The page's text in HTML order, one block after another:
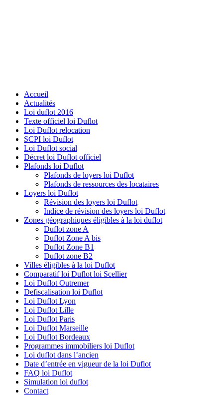
Accueil
Actualités
Loi duflot 2016
Texte officiel loi Duflot
Loi Duflot relocation
SCPI loi Duflot
Loi Duflot social
Décret loi Duflot officiel
Plafonds loi Duflot
Plafonds de loyers loi Duflot
Plafonds de ressources des locataires
Loyers loi Duflot
Révision des loyers loi Duflot
Indice de révision des loyers loi Duflot
Zones géographiques éligibles à la loi duflot
Duflot zone A
Duflot Zone A bis
Duflot Zone B1
Duflot zone B2
Villes éligibles à la loi Duflot
Comparatif loi Duflot loi Scellier
Loi Duflot Outremer
Defiscalisation loi Duflot
Loi Duflot Lyon
Loi Duflot Lille
Loi Duflot Paris
Loi Duflot Marseille
Loi Duflot Bordeaux
Programmes immobiliers loi Duflot
Loi duflot dans l’ancien
Date d’entrée en vigueur de la loi Duflot
FAQ loi Duflot
Simulation loi duflot
Contact